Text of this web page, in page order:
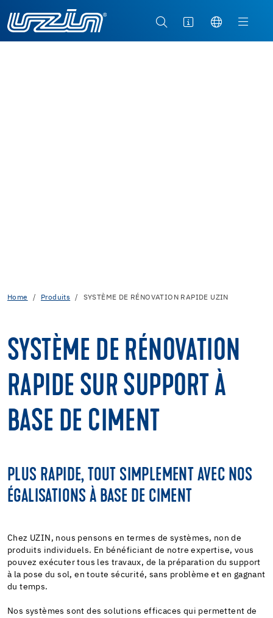
Home Produits SYSTÈME DE RÉNOVATION RAPIDE UZIN
SYSTÈME DE RÉNOVATION
RAPIDE SUR SUPPORT À
BASE DE CIMENT
PLUS RAPIDE, TOUT SIMPLEMENT AVEC NOS
ÉGALISATIONS À BASE DE CIMENT
Chez UZIN, nous pensons en termes de systèmes, non de
produits individuels. En bénéficiant de notre expertise, vous
pouvez exécuter tous les travaux, de la préparation du support
à la pose du sol, en toute sécurité, sans problème et en gagnant
du temps.
Nos systèmes sont des solutions efficaces qui permettent de